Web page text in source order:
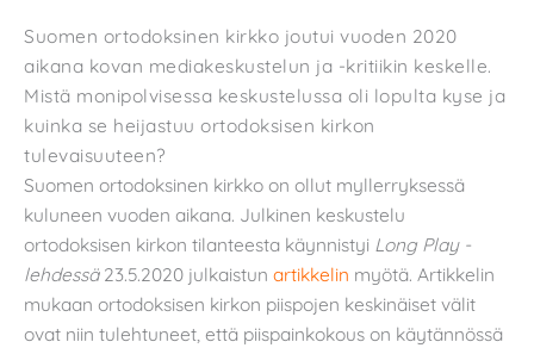
Suomen ortodoksinen kirkko joutui vuoden 2020
aikana kovan mediakeskustelun ja -kritiikin keskelle.
Mistä monipolvisessa keskustelussa oli lopulta kyse ja
kuinka se heijastuu ortodoksisen kirkon
tulevaisuuteen?
Suomen ortodoksinen kirkko on ollut myllerryksessä
kuluneen vuoden aikana. Julkinen keskustelu
ortodoksisen kirkon tilanteesta käynnistyi Long Play -
lehdessä23.5.2020 julkaistun artikkelin myötä. Artikkelin
mukaan ortodoksisen kirkon piispojen keskinäiset välit
ovat niin tulehtuneet, että piispainkokous on käytännössä